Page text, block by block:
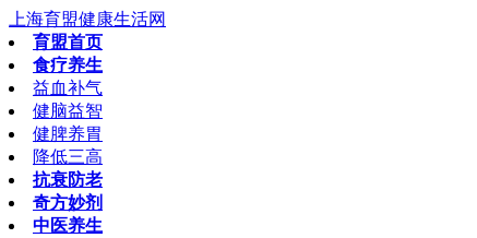
上海育盟健康生活网
育盟首页
食疗养生
益血补气
健脑益智
健脾养胃
降低三高
抗衰防老
奇方妙剂
中医养生